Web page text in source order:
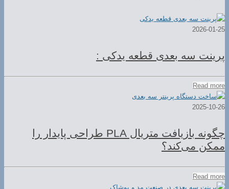
2026-01-25
پرینت سه بعدی قطعه یدکی :
Read more
2025-10-26
چگونه بازیافت متریال PLA طراحی پایدار را
ممکن می‌کند؟
Read more